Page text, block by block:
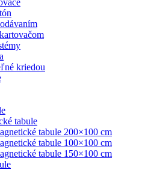
kriedou
tabule
tabule 200×100 cm
tabule 100×100 cm
tabule 150×100 cm